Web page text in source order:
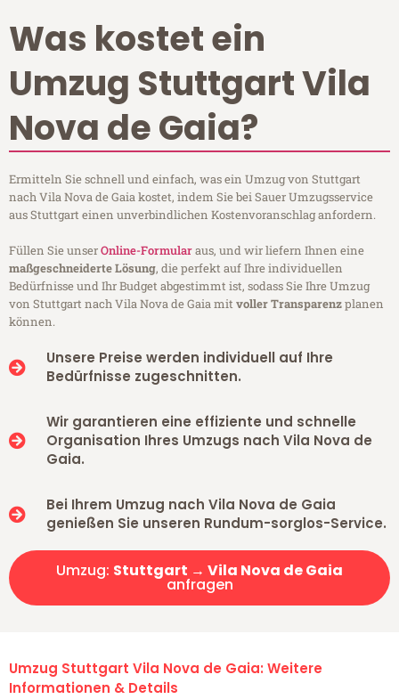
Was kostet ein
Umzug Stuttgart Vila
Nova de Gaia?
Ermitteln Sie schnell und einfach, was ein Umzug von Stuttgart
nach Vila Nova de Gaia kostet, indem Sie bei Sauer Umzugsservice
aus Stuttgart einen unverbindlichen Kostenvoranschlag anfordern.
Füllen Sie unserOnline-Formularaus, und wir liefern Ihnen eine
maßgeschneiderte Lösung, die perfekt auf Ihre individuellen
Bedürfnisse und Ihr Budget abgestimmt ist, sodass Sie Ihre Umzug
von Stuttgart nach Vila Nova de Gaia mitvoller Transparenzplanen
können.
Unsere Preise werden individuell auf Ihre
Bedürfnisse zugeschnitten.
Wir garantieren eine effiziente und schnelle
Organisation Ihres Umzugs nach Vila Nova de
Gaia.
Bei Ihrem Umzug nach Vila Nova de Gaia
genießen Sie unseren Rundum-sorglos-Service.
Umzug: Stuttgart → Vila Nova de Gaia
anfragen
Umzug Stuttgart Vila Nova de Gaia: Weitere
Informationen & Details